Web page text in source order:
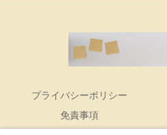
プライバシーポリシー
免責事項